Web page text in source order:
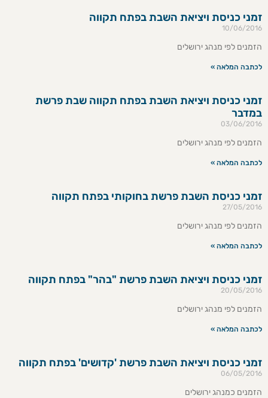
זמני כניסת ויציאת השבת בפתח תקווה
10/06/2016
הזמנים לפי מנהג ירושלים
לכתבה המלאה »
זמני כניסת ויציאת השבת בפתח תקווה שבת פרשת
במדבר
03/06/2016
הזמנים לפי מנהג ירושלים
לכתבה המלאה »
זמני כניסת השבת פרשת בחוקותי בפתח תקווה
27/05/2016
הזמנים לפי מנהג ירושלים
לכתבה המלאה »
זמני כניסת ויציאת השבת פרשת "בהר" בפתח תקווה
20/05/2016
הזמנים לפי מנהג ירושלים
לכתבה המלאה »
זמני כניסת ויציאת השבת פרשת 'קדושים' בפתח תקווה
06/05/2016
הזמנים כמנהג ירושלים